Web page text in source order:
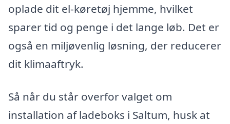
oplade dit el-køretøj hjemme, hvilket
sparer tid og penge i det lange løb. Det er
også en miljøvenlig løsning, der reducerer
dit klimaaftryk.
Så når du står overfor valget om
installation af ladeboks i Saltum, husk at